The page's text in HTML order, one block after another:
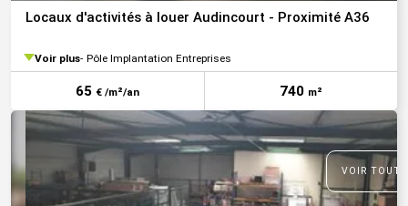
Locaux d'activités à louer Audincourt - Proximité A36
Voir plus Pôle Implantation Entreprises
65 € /m²/an 740 m²
VOIR